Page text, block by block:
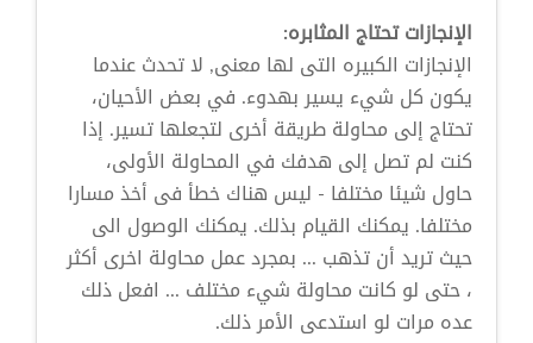
الإنجازات تحتاج المثابره:
الإنجازات الكبيره التى لها معنى, لا تحدث عندما
يكون كل شيء يسير بهدوء. في بعض الأحيان،
تحتاج إلى محاولة طريقة أخرى لتجعلها تسير. إذا
كنت لم تصل إلى هدفك في المحاولة الأولى،
حاول شيئا مختلفا - ليس هناك خطأ فى أخذ مسارا
مختلفا. يمكنك القيام بذلك. يمكنك الوصول الى
حيث تريد أن تذهب ... بمجرد عمل محاولة اخرى أكثر
، حتى لو كانت محاولة شيء مختلف ... افعل ذلك
عده مرات لو استدعى الأمر ذلك.